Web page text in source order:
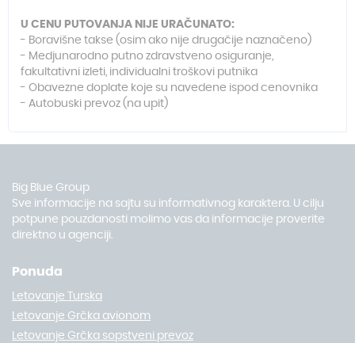
U CENU PUTOVANJA NIJE URAČUNATO:
- Boravišne takse (osim ako nije drugačije naznačeno)
- Medjunarodno putno zdravstveno osiguranje,
fakultativni izleti, individualni troškovi putnika
- Obavezne doplate koje su navedene ispod cenovnika
- Autobuski prevoz (na upit)
Big Blue Group
Sve informacije na sajtu su informativnog karaktera. U cilju
potpune pouzdanosti molimo vas da informacije proverite
direktno u agenciji.
Ponuda
Letovanje Turska
Letovanje Grčka avionom
Letovanje Grčka sopstveni prevoz